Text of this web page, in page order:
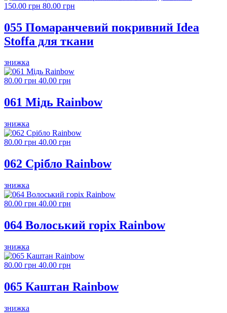
150.00 грн 80.00 грн
055 Помаранчевий покривний Idea
Stoffa для ткани
знижка
80.00 грн 40.00 грн
061 Мідь Rainbow
знижка
80.00 грн 40.00 грн
062 Срібло Rainbow
знижка
80.00 грн 40.00 грн
064 Волоський горіх Rainbow
знижка
80.00 грн 40.00 грн
065 Каштан Rainbow
знижка